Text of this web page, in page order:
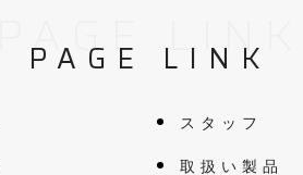
PAGE LINK
PAGE LINK
スタッフ
取扱い製品